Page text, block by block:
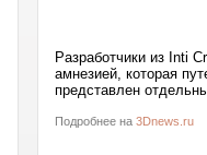
Разработчики из Inti
амнезией, которая
представлен
Подробнее на 3Dnews.ru